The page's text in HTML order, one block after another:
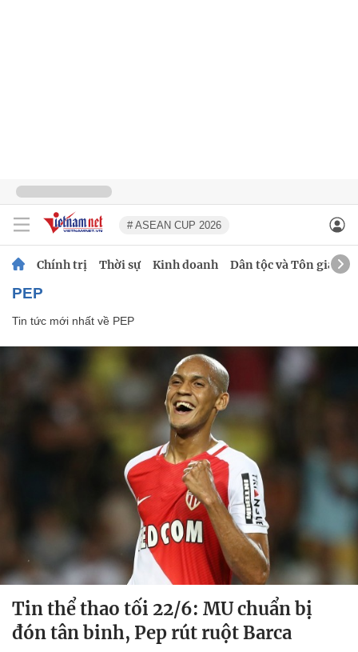
# ASEAN CUP 2026
Chính trị Thời sự Kinh doanh Dân tộc và Tôn giáo
PEP
Tin tức mới nhất về PEP
Tin thể thao tối 22/6: MU chuẩn bị
đón tân binh, Pep rút ruột Barca